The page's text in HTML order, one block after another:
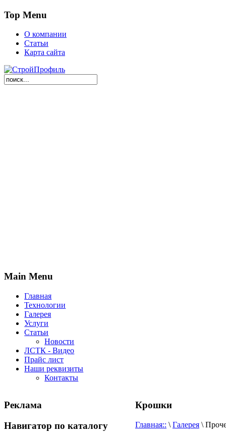
Top Menu
О компании
Статьи
Карта сайта
Main Menu
Главная
Технологии
Галерея
Услуги
Статьи
Новости
ЛСТК - Видео
Прайс лист
Наши реквизиты
Контакты
Реклама
Навигатор по каталогу
Крошки
Главная:: \ Галерея \